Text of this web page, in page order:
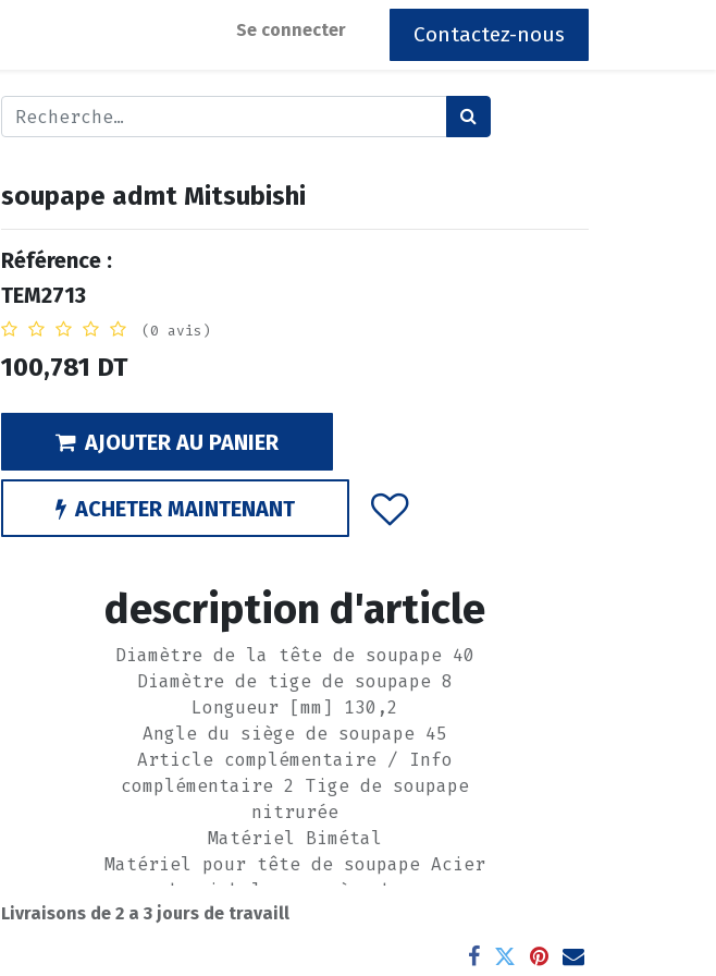
Se connecter Contactez-nous
soupape admt Mitsubishi
Référence :
TEM2713
(0 avis)
100,781 DT
AJOUTER AU PANIER
ACHETER MAINTENANT
description d'article
Diamètre de la tête de soupape 40
Diamètre de tige de soupape 8
Longueur [mm] 130,2
Angle du siège de soupape 45
Article complémentaire / Info
complémentaire 2 Tige de soupape
nitrurée
Matériel Bimétal
Matériel pour tête de soupape Acier
de nickel-manganès-chrom
Matériel pour tige de soupape Acier
Livraisons de 2 a 3 jours de travaill